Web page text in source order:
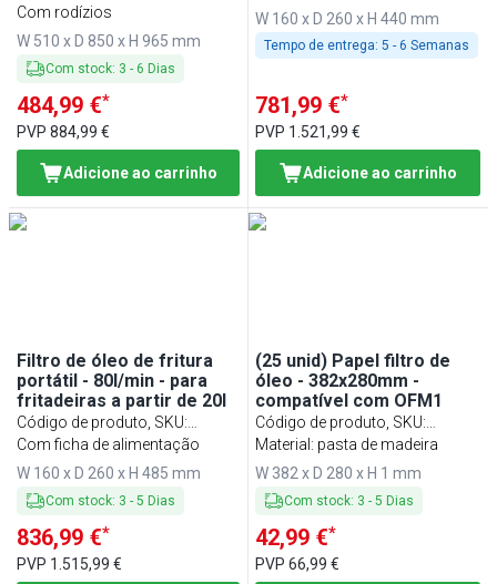
Com rodízios
W 510 x D 850 x H 965 mm
Com stock: 3 - 6 Dias
484,99 €*
PVP 884,99 €
Adicione ao carrinho
W 160 x D 260 x H 440 mm
Tempo de entrega: 5 - 6 Semanas
781,99 €*
PVP 1.521,99 €
Adicione ao carrinho
Filtro de óleo de fritura
portátil - 80l/min - para
fritadeiras a partir de 20l
Código de produto, SKU:
GFR80E
Com ficha de alimentação
W 160 x D 260 x H 485 mm
Com stock: 3 - 5 Dias
836,99 €*
PVP 1.515,99 €
(25 unid) Papel filtro de
óleo - 382x280mm -
compatível com OFM1
Código de produto, SKU:
OFPM25-1
Material: pasta de madeira
W 382 x D 280 x H 1 mm
Com stock: 3 -5 Dias
42,99 €*
PVP66,99 €